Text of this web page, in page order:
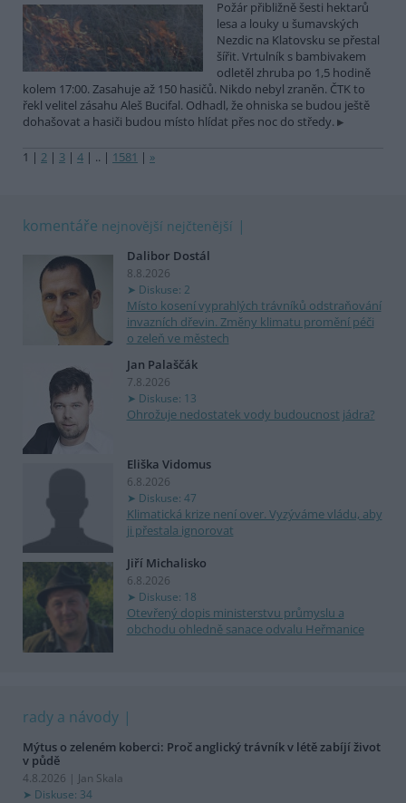
Požár přibližně šesti hektarů
lesa a louky u šumavských
Nezdic na Klatovsku se přestal
šířit. Vrtulník s bambivakem
odletěl zhruba po 1,5 hodině
kolem 17:00. Zasahuje až 150 hasičů. Nikdo nebyl zraněn. ČTK to
řekl velitel zásahu Aleš Bucifal. Odhadl, že ohniska se budou ještě
dohašovat a hasiči budou místo hlídat přes noc do středy.
1 | 2 | 3 | 4 | .. | 1581 | »
komentáře nejnovější nejčtenější
Dalibor Dostál
8.8.2026
Diskuse: 2
Místo kosení vyprahlých trávníků odstraňování
invazních dřevin. Změny klimatu promění péči
o zeleň ve městech
Jan Palaščák
7.8.2026
Diskuse: 13
Ohrožuje nedostatek vody budoucnost jádra?
Eliška Vidomus
6.8.2026
Diskuse: 47
Klimatická krize není over. Vyzýváme vládu, aby
ji přestala ignorovat
Jiří Michalisko
6.8.2026
Diskuse: 18
Otevřený dopis ministerstvu průmyslu a
obchodu ohledně sanace odvalu Heřmanice
rady a návody
Mýtus o zeleném koberci: Proč anglický trávník v létě zabíjí život
v půdě
4.8.2026 | Jan Skala
Diskuse: 34